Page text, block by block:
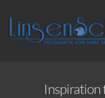
Inspiration